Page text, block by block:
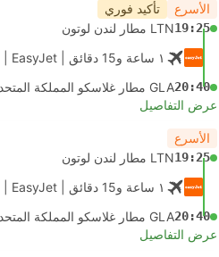
الأسرع تأكيد فوري
19:25LTN مطار لندن لوتون
١ ساعة و‫15 دقائق
20:40GLA مطار غلاسكو المملكة المتحدة
عرض التفاصيل
الأسرع
19:25LTN مطار لندن لوتون
١ ساعة و‫15 دقائق
20:40GLA مطار غلاسكو المملكة المتحدة
عرض التفاصيل